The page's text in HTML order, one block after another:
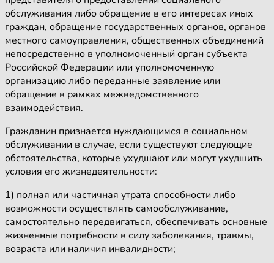
обслуживания либо обращение в его интересах иных
граждан, обращение государственных органов, органов
местного самоуправления, общественных объединений
непосредственно в уполномоченный орган субъекта
Российской Федерации или уполномоченную
организацию либо переданные заявление или
обращение в рамках межведомственного
взаимодействия.
Гражданин признается нуждающимся в социальном
обслуживании в случае, если существуют следующие
обстоятельства, которые ухудшают или могут ухудшить
условия его жизнедеятельности:
1) полная или частичная утрата способности либо
возможности осуществлять самообслуживание,
самостоятельно передвигаться, обеспечивать основные
жизненные потребности в силу заболевания, травмы,
возраста или наличия инвалидности;